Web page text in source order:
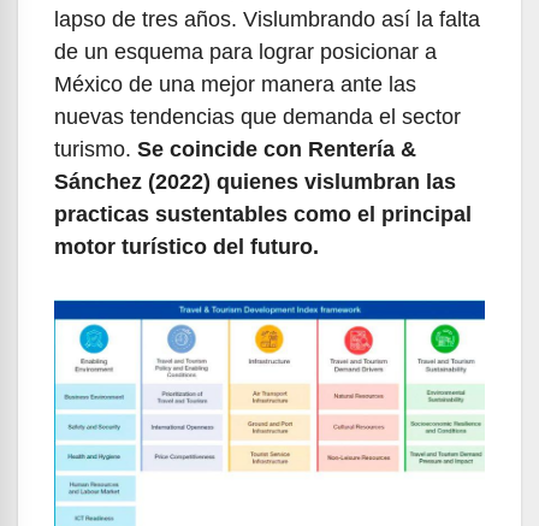
lapso de tres años. Vislumbrando así la falta
de un esquema para lograr posicionar a
México de una mejor manera ante las
nuevas tendencias que demanda el sector
turismo. Se coincide con Rentería &
Sánchez (2022) quienes vislumbran las
practicas sustentables como el principal
motor turístico del futuro.